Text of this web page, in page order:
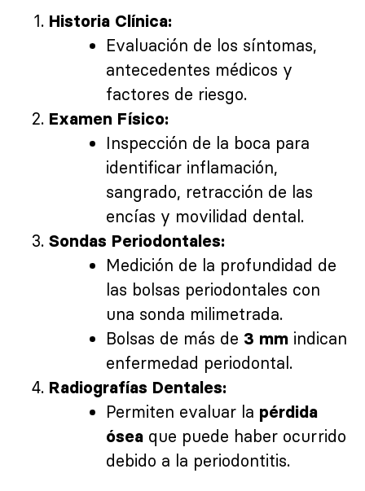
Historia Clínica:
Evaluación de los síntomas,
antecedentes médicos y
factores de riesgo.
Examen Físico:
Inspección de la boca para
identificar inflamación,
sangrado, retracción de las
encías y movilidad dental.
Sondas Periodontales:
Medición de la profundidad de
las bolsas periodontales con
una sonda milimetrada.
Bolsas de más de 3 mm indican
enfermedad periodontal.
Radiografías Dentales:
Permiten evaluar la pérdida
ósea que puede haber ocurrido
debido a la periodontitis.